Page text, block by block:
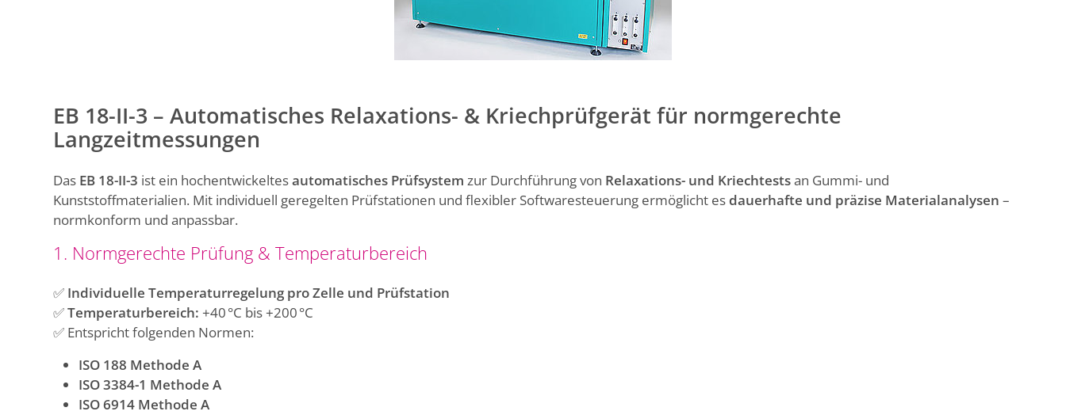
EB 18-II-3 – Automatisches Relaxations- & Kriechprüfgerät für normgerechte
Langzeitmessungen
Das EB 18-II-3 ist ein hochentwickeltesautomatisches Prüfsystem zur Durchführung von Relaxations- und Kriechtestsan Gummi- und
Kunststoffmaterialien. Mit individuell geregelten Prüfstationen und flexibler Softwaresteuerung ermöglicht es dauerhafte und präzise Materialanalysen –
normkonform und anpassbar.
1. Normgerechte Prüfung & Temperaturbereich
✅ Individuelle Temperaturregelung pro Zelle und Prüfstation
✅Temperaturbereich: +40 °C bis +200 °C
✅ Entspricht folgenden Normen:
ISO 188 Methode A
ISO 3384-1 Methode A
ISO 6914 Methode A